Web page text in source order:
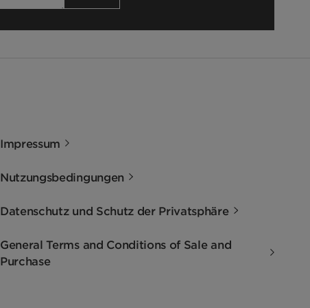
Impressum
Nutzungsbedingungen
Datenschutz und Schutz der Privatsphäre
General Terms and Conditions of Sale and
Purchase